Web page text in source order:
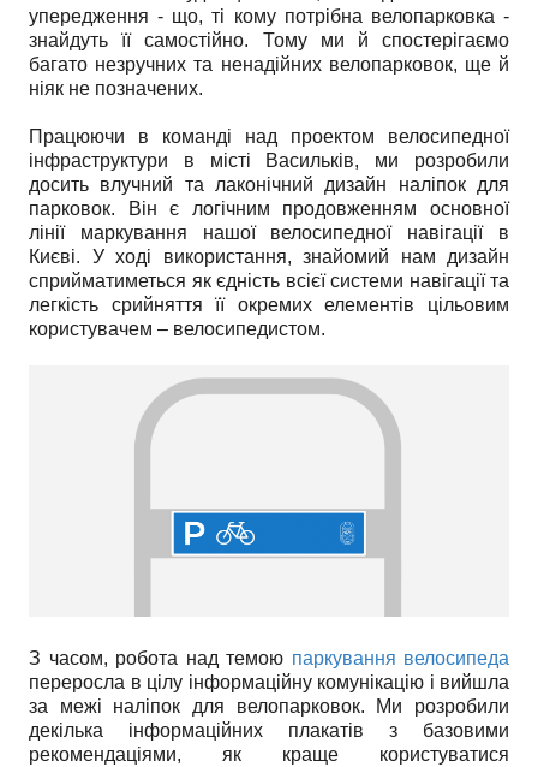
упередження - що, ті кому потрібна велопарковка -
знайдуть її самостійно. Тому ми й спостерігаємо
багато незручних та ненадійних велопарковок, ще й
ніяк не позначених.
Працюючи в команді над проектом велосипедної
інфраструктури в місті Васильків, ми розробили
досить влучний та лаконічний дизайн наліпок для
парковок. Він є логічним продовженням основної
лінії маркування нашої велосипедної навігації в
Києві. У ході використання, знайомий нам дизайн
сприйматиметься як єдність всієї системи навігації та
легкість срийняття її окремих елементів цільовим
користувачем – велосипедистом.
З часом, робота над темою паркування велосипеда
переросла в цілу інформаційну комунікацію і вийшла
за межі наліпок для велопарковок. Ми розробили
декілька інформаційних плакатів з базовими
рекомендаціями, як краще користуватися